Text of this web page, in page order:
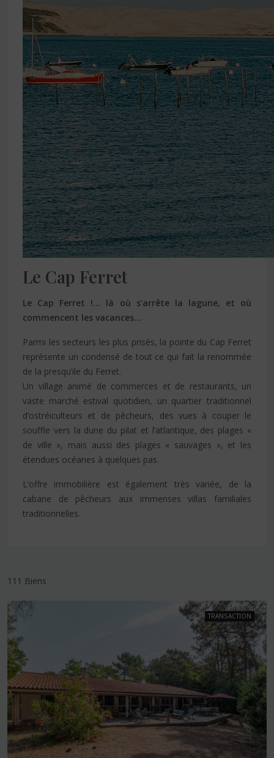
Le Cap Ferret
Le Cap Ferret !… là où s’arrête la lagune, et où
commencent les vacances…
Parmi les secteurs les plus prisés, la pointe du Cap Ferret
représente un condensé de tout ce qui fait la renommée
de la presqu’ile du Ferret.
Un village animé de commerces et de restaurants, un
vaste marché estival quotidien, un quartier traditionnel
d’ostréiculteurs et de pêcheurs, des vues à couper le
souffle vers la dune du pilat et l’atlantique, des plages «
de ville », mais aussi des plages « sauvages », et les
étendues océanes à quelques pas.
L’offre immobilière est également très variée, de la
cabane de pêcheurs aux immenses villas familiales
traditionnelles.
111 Biens
TRANSACTION